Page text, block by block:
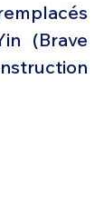
(Brave